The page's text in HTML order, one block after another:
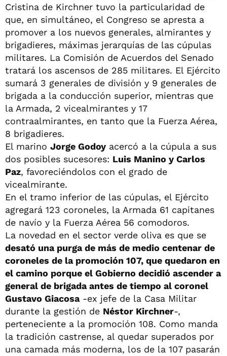
Cristina de Kirchner tuvo la particularidad de
que, en simultáneo, el Congreso se apresta a
promover a los nuevos generales, almirantes y
brigadieres, máximas jerarquías de las cúpulas
militares. La Comisión de Acuerdos del Senado
tratará los ascensos de 285 militares. El Ejército
sumará 3 generales de división y 9 generales de
brigada a la conducción superior, mientras que
la Armada, 2 vicealmirantes y 17
contraalmirantes, en tanto que la Fuerza Aérea,
8 brigadieres.
El marino Jorge Godoy acercó a la cúpula a sus
dos posibles sucesores: Luis Manino y Carlos
Paz, favoreciéndolos con el grado de
vicealmirante.
En el tramo inferior de las cúpulas, el Ejército
agregará 123 coroneles, la Armada 61 capitanes
de navío y la Fuerza Aérea 56 comodoros.
La novedad en el sector verde oliva es que se
desató una purga de más de medio centenar de
coroneles de la promoción 107, que quedaron en
el camino porque el Gobierno decidió ascender a
general de brigada antes de tiempo al coronel
Gustavo Giacosa-ex jefe de la Casa Militar
durante la gestión de Néstor Kirchner-,
perteneciente a la promoción 108. Como manda
la tradición castrense, al quedar superados por
una camada más moderna, los de la 107 pasarán